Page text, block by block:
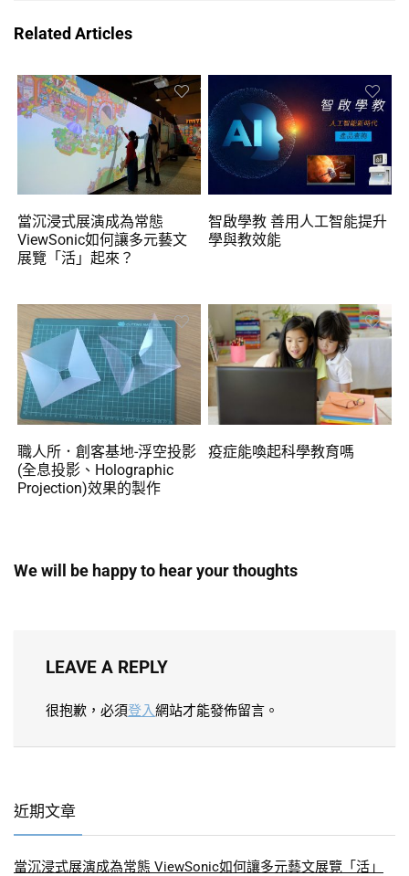
Related Articles
當沉浸式展演成為常態
ViewSonic如何讓多元藝文
展覽「活」起來？
智啟學教 善用人工智能提升
學與教效能
職人所．創客基地-浮空投影
(全息投影、Holographic
Projection)效果的製作
疫症能喚起科學教育嗎
We will be happy to hear your thoughts
LEAVE A REPLY
很抱歉，必須登入網站才能發佈留言。
近期文章
當沉浸式展演成為常態 ViewSonic如何讓多元藝文展覽「活」